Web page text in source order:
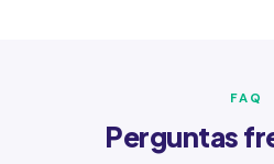
FAQ
Perguntas